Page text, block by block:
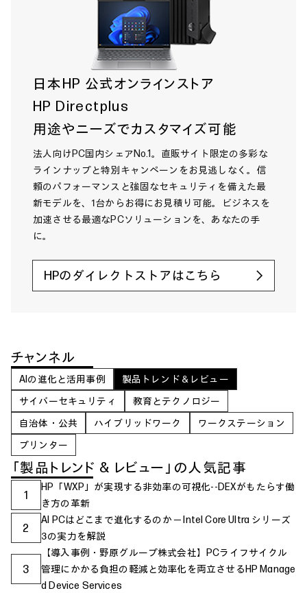
日本HP 公式オンラインストア
HP Directplus
用途やニーズでカスタマイズ可能
法人向けPC国内シェアNo.1。直販サイト限定の多彩な
ラインナップと特別キャンペーンをお見逃しなく。信
頼のパフォーマンスと強固なセキュリティを備えた最
新モデルを、1台からお得にお見積り可能。ビジネスを
加速させる最適なPCソリューションを、あなたの手
に。
HPのダイレクトストアはこちら
チャンネル
AIの進化と活用事例
製品トレンド＆レビュー
サイバーセキュリティ
教育とテクノロジー
自治体・公共
ハイブリッドワーク
ワークステーション
プリンター
「製品トレンド & レビュー」の人気記事
1
HP「WXP」が実現する非効率の可視化--DEXがもたらす働
き方の革新
2
AI PCはどこまで進化するのか ─ Intel Core Ultra シリーズ
3の実力を解説
3
【導入事例・野原グループ株式会社】PCライフサイクル
管理にかかる負担の軽減と効率化を両立させるHP Manage
d Device Services